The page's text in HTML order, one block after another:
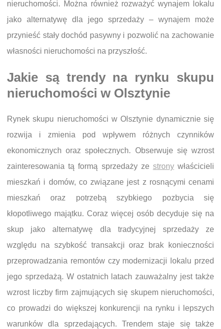
nieruchomości. Można również rozważyć wynajem lokalu
jako alternatywę dla jego sprzedaży – wynajem może
przynieść stały dochód pasywny i pozwolić na zachowanie
własności nieruchomości na przyszłość.
Jakie są trendy na rynku skupu
nieruchomości w Olsztynie
Rynek skupu nieruchomości w Olsztynie dynamicznie się
rozwija i zmienia pod wpływem różnych czynników
ekonomicznych oraz społecznych. Obserwuje się wzrost
zainteresowania tą formą sprzedaży ze stronywłaścicieli
mieszkań i domów, co związane jest z rosnącymi cenami
mieszkań oraz potrzebą szybkiego pozbycia się
kłopotliwego majątku. Coraz więcej osób decyduje się na
skup jako alternatywę dla tradycyjnej sprzedaży ze
względu na szybkość transakcji oraz brak konieczności
przeprowadzania remontów czy modernizacji lokalu przed
jego sprzedażą. W ostatnich latach zauważalny jest także
wzrost liczby firm zajmujących się skupem nieruchomości,
co prowadzi do większej konkurencji na rynku i lepszych
warunków dla sprzedających. Trendem staje się także